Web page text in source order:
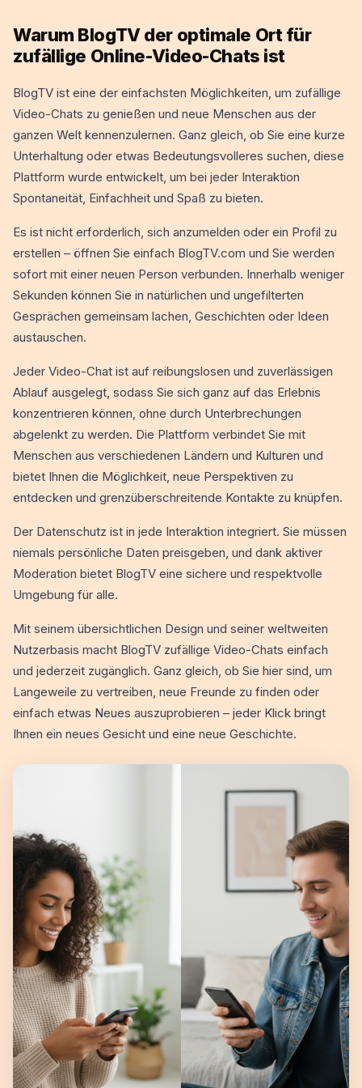
Warum BlogTV der optimale Ort für
zufällige Online-Video-Chats ist
BlogTV ist eine der einfachsten Möglichkeiten, um zufällige
Video-Chats zu genießen und neue Menschen aus der
ganzen Welt kennenzulernen. Ganz gleich, ob Sie eine kurze
Unterhaltung oder etwas Bedeutungsvolleres suchen, diese
Plattform wurde entwickelt, um bei jeder Interaktion
Spontaneität, Einfachheit und Spaß zu bieten.
Es ist nicht erforderlich, sich anzumelden oder ein Profil zu
erstellen – öffnen Sie einfach BlogTV.com und Sie werden
sofort mit einer neuen Person verbunden. Innerhalb weniger
Sekunden können Sie in natürlichen und ungefilterten
Gesprächen gemeinsam lachen, Geschichten oder Ideen
austauschen.
Jeder Video-Chat ist auf reibungslosen und zuverlässigen
Ablauf ausgelegt, sodass Sie sich ganz auf das Erlebnis
konzentrieren können, ohne durch Unterbrechungen
abgelenkt zu werden. Die Plattform verbindet Sie mit
Menschen aus verschiedenen Ländern und Kulturen und
bietet Ihnen die Möglichkeit, neue Perspektiven zu
entdecken und grenzüberschreitende Kontakte zu knüpfen.
Der Datenschutz ist in jede Interaktion integriert. Sie müssen
niemals persönliche Daten preisgeben, und dank aktiver
Moderation bietet BlogTV eine sichere und respektvolle
Umgebung für alle.
Mit seinem übersichtlichen Design und seiner weltweiten
Nutzerbasis macht BlogTV zufällige Video-Chats einfach
und jederzeit zugänglich. Ganz gleich, ob Sie hier sind, um
Langeweile zu vertreiben, neue Freunde zu finden oder
einfach etwas Neues auszuprobieren – jeder Klick bringt
Ihnen ein neues Gesicht und eine neue Geschichte.